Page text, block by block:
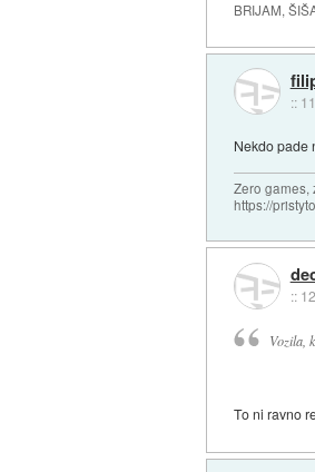
BRIJAM,
::
Nekdo pade
Zero games,
https://
::
Vozila,
To ni ravno